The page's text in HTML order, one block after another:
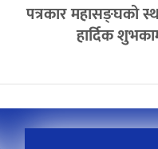
पत्रकार महासङ्घको
हार्दिक